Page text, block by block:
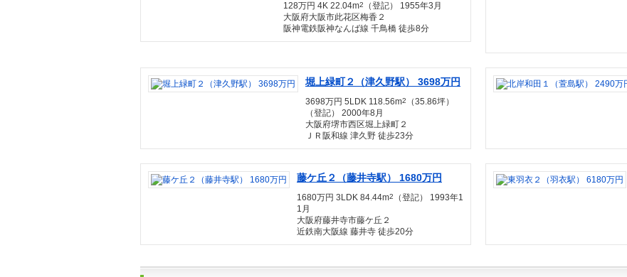
128万円 4K 22.04m2
（登記） 1955年3月
大阪府大阪市此花区梅香２
阪神電鉄阪神なんば線 千鳥橋 徒歩8分
堀上緑町２（津久野駅） 3698万円
3698万円 5LDK 118.56m2
（35.86坪）
（登記） 2000年8月
大阪府堺市西区堀上緑町２
ＪＲ阪和線 津久野 徒歩23分
藤ケ丘２（藤井寺駅） 1680万円
1680万円 3LDK 84.44m2
（登記） 1993年1
1月
大阪府藤井寺市藤ケ丘２
近鉄南大阪線 藤井寺 徒歩20分